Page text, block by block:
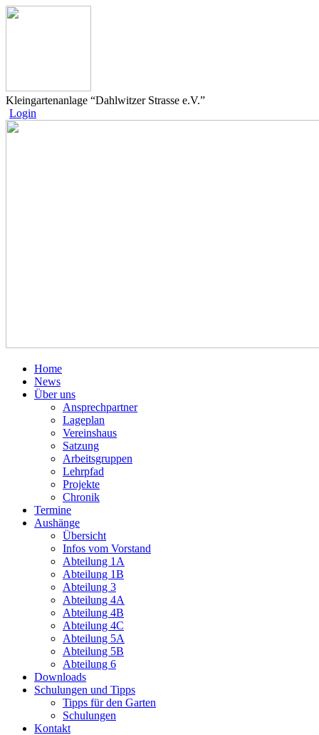
Kleingartenanlage “Dahlwitzer Strasse e.V.”
Login
Home
News
Über uns
Ansprechpartner
Lageplan
Vereinshaus
Satzung
Arbeitsgruppen
Lehrpfad
Projekte
Chronik
Termine
Aushänge
Übersicht
Infos vom Vorstand
Abteilung 1A
Abteilung 1B
Abteilung 3
Abteilung 4A
Abteilung 4B
Abteilung 4C
Abteilung 5A
Abteilung 5B
Abteilung 6
Downloads
Schulungen und Tipps
Tipps für den Garten
Schulungen
Kontakt